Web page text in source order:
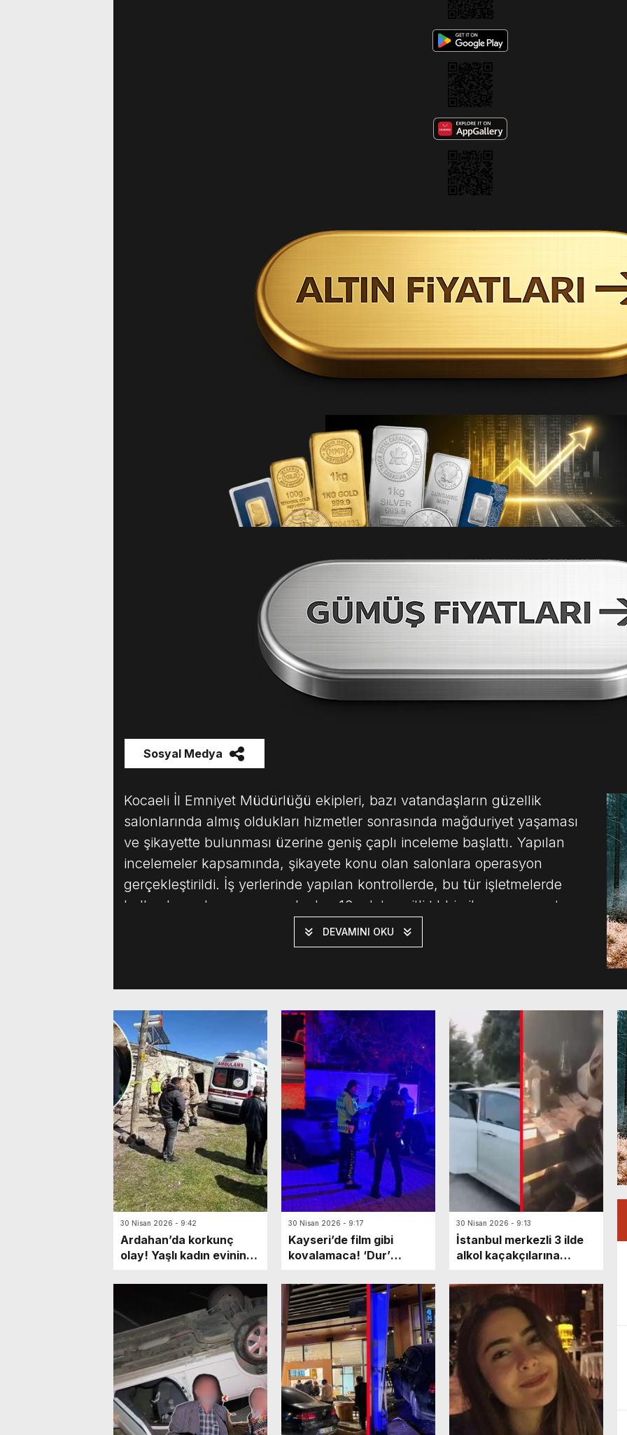
Sosyal Medya
Kocaeli İl Emniyet Müdürlüğü ekipleri, bazı vatandaşların güzellik
salonlarında almış oldukları hizmetler sonrasında mağduriyet yaşaması
ve şikayette bulunması üzerine geniş çaplı inceleme başlattı. Yapılan
incelemeler kapsamında, şikayete konu olan salonlara operasyon
gerçekleştirildi. İş yerlerinde yapılan kontrollerde, bu tür işletmelerde
kullanılması kanunen yasak olan 16 adet çeşitli tıbbi cihaz ve aparatın
yanı sıra çok sayıda enjektör […]DEVAMINI OKU
30 Nisan 2026 - 9:42
Ardahan’da korkunç
olay! Yaşlı kadın evinin
Katili en yakınıymış…
30 Nisan 2026 - 9:17
Kayseri’de film gibi
kovalamaca! ‘Dur’
markette mahsur kaldı:
Yaya olarak kaçarken…
30 Nisan 2026 - 9:13
İstanbul merkezli 3 ilde
alkol kaçakçılarına